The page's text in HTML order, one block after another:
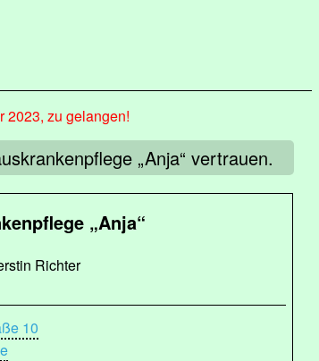
2023, zu gelangen!
„Anja“ vertrauen.
„Anja“
Richter
10